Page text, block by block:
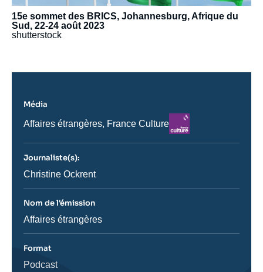
15e sommet des BRICS, Johannesburg, Afrique du
Sud, 22-24 août 2023
shutterstock
Média
Nom
journal,
ou
émission
Affaires étrangères, France Culture
Logo
Journaliste(s):
Journaliste
Christine Ockrent
Nom de l'émission
Nom
Affaires étrangères
Format
Catégorie
Podcast